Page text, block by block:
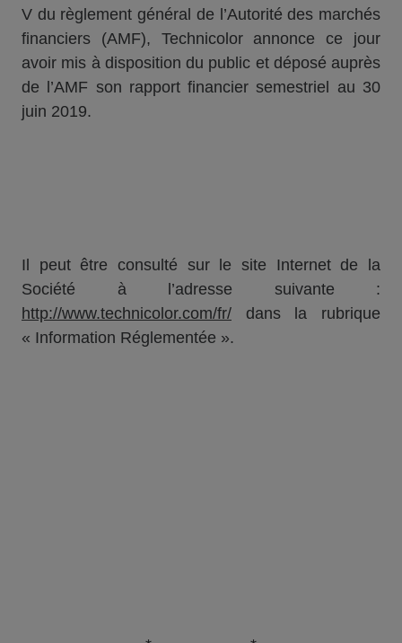
V du règlement général de l’Autorité des marchés
financiers (AMF), Technicolor annonce ce jour
avoir mis à disposition du public et déposé auprès
de l’AMF son rapport financier semestriel au 30
juin 2019.
Il peut être consulté sur le site Internet de la
Société à l’adresse suivante :
http://www.technicolor.com/fr/ dans la rubrique
« Information Réglementée ».